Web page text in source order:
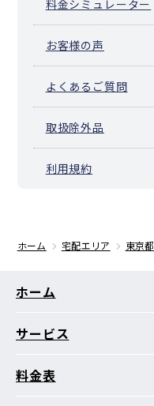
料金シミュレーター
お客様の声
よくあるご質問
取扱除外品
利用規約
ホーム 宅配エリア 東京都
ホーム
サービス
料金表